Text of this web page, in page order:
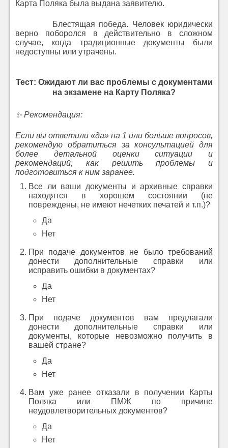
Карта Поляка была выдана заявителю.
Блестящая победа. Человек юридически
верно поборолся в действительно в сложном
случае, когда традиционные документы были
недоступны или утрачены. ​
Тест: Ожидают ли вас проблемы с документами
на экзамене на Карту Поляка?
✨ Рекомендация:
Если вы ответили «да» на 1 или больше вопросов,
рекомендую обратиться за консультацией для
более детальной оценки ситуации и
рекомендаций, как решить проблемы и
подготовиться к ним заранее.
Все ли ваши документы и архивные справки
находятся в хорошем состоянии (не
повреждены, не имеют нечетких печатей и т.п.)?
Да
Нет
При подаче документов не было требований
донести дополнительные справки или
исправить ошибки в документах?
Да
Нет
При подаче документов вам предлагали
донести дополнительные справки или
документы, которые невозможно получить в
вашей стране?
Да
Нет
Вам уже ранее отказали в получении Карты
Поляка или ПМЖ по причине
неудовлетворительных документов?
Да
Нет